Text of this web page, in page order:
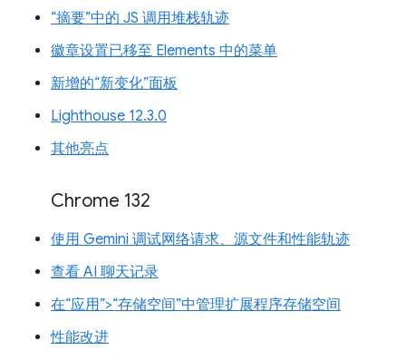
“摘要”中的 JS 调用堆栈轨迹
徽章设置已移至 Elements 中的菜单
新增的“新变化”面板
Lighthouse 12.3.0
其他亮点
Chrome 132
使用 Gemini 调试网络请求、源文件和性能轨迹
查看 AI 聊天记录
在“应用”>“存储空间”中管理扩展程序存储空间
性能改进